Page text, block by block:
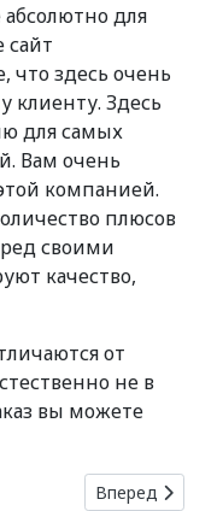
для
сайт
что здесь очень
клиенту. Здесь
для самых
Вам очень
компанией.
плюсов
своими
качество,
от
не в
вы можете
Следующий:
Вперед